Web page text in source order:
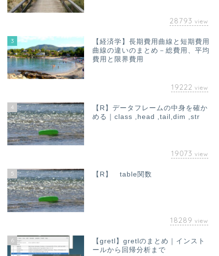
28793 view
3
【経済学】長期費用曲線と短期費用
曲線の違いのまとめ－総費用、平均
費用と限界費用
19222 view
4
【R】データフレームの中身を確か
める｜class ,head ,tail,dim ,str
19073 view
5 【R】 table関数
18289 view
6
【gretl】gretlのまとめ｜インスト
ールから回帰分析まで